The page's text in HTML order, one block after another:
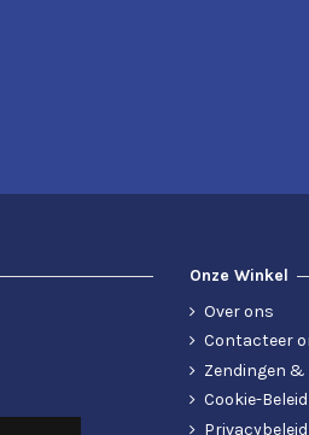
Onze Winkel
Over ons
Contacteer
Zendingen &
Cookie-Beleid
Privacybeleid